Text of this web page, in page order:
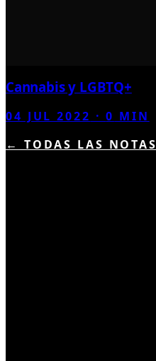
Cannabis y LGBTQ+
04 JUL 2022 ·0 MIN
← TODAS LAS NOTAS